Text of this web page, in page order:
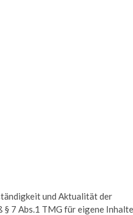
und Aktualität der
§ 7 Abs.1 TMG für eigene Inhalte